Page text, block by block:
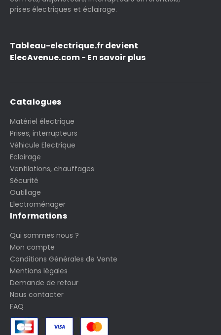
prises électriques et éclairage.
Tableau-electrique.fr devient
ElecAvenue.com - En savoir plus
Catalogues
Matériel électrique
Prises, interrupteurs
Véhicule Electrique
Eclairage
Ventilations, chauffages
Sécurité
Outillage
Electroménager
Informations
Qui sommes nous ?
Mon compte
Conditions Générales de Vente
Mentions légales
Demande de retour
Nous contacter
FAQ